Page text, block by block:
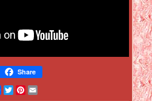
Share
Facebook
Twitter
Pinterest
Email